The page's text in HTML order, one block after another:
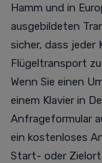
Hamm und in
ausgebildeten
sicher, dass jeder
Flügeltransport
Wenn Sie einen
einem Klavier in
Anfrageformular
ein kostenloses
Start- oder Zielort